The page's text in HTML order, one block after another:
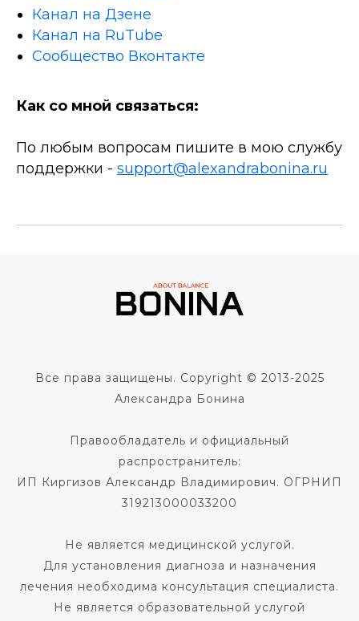
Канал на Дзене
Канал на RuTube
Сообщество Вконтакте
Как со мной связаться:
По любым вопросам пишите в мою службу
поддержки - support@alexandrabonina.ru
Все права защищены. Copyright © 2013-2025
Александра Бонина
Правообладатель и официальный
распространитель:
ИП Киргизов Александр Владимирович. ОГРНИП
319213000033200
Не является медицинской услугой.
Для установления диагноза и назначения
лечения необходима консультация специалиста.
Не является образовательной услугой